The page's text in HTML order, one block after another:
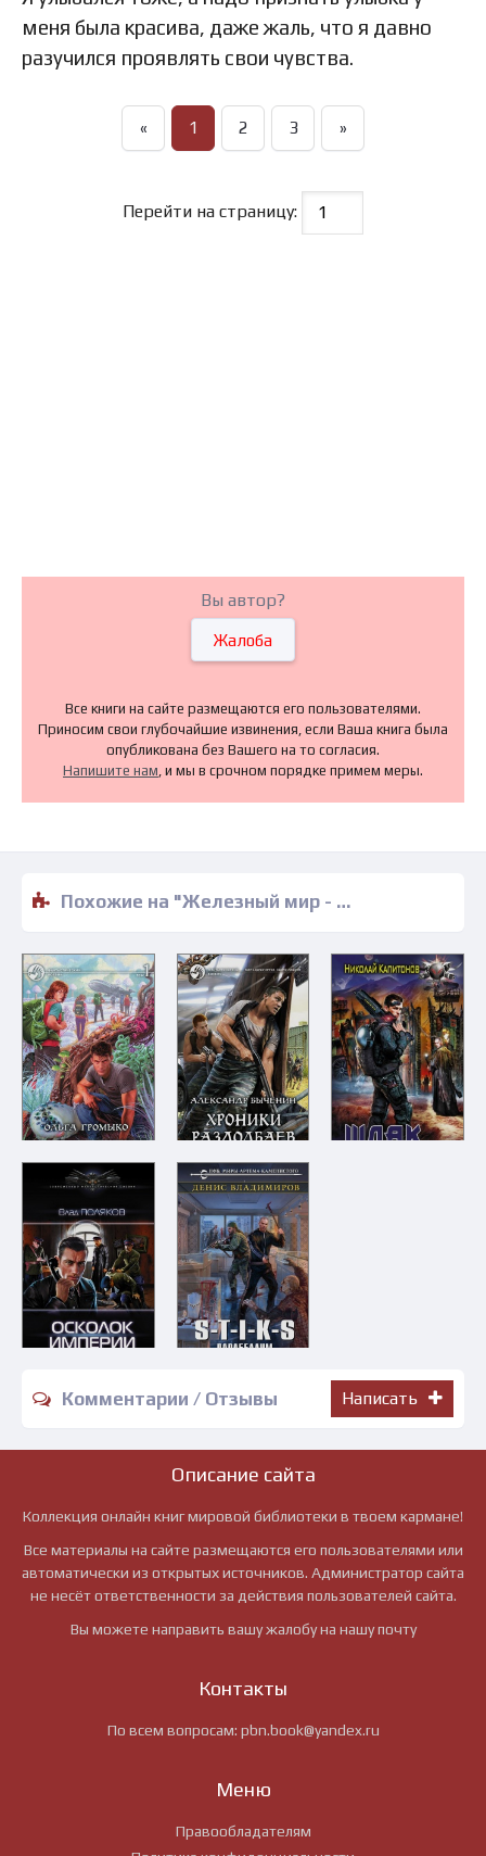
меня была красива, даже жаль, что я давно
разучился проявлять свои чувства.
« 1 2 3 »
Перейти на страницу:
Вы автор?
Жалоба
Все книги на сайте размещаются его пользователями.
Приносим свои глубочайшие извинения, если Ваша книга была
опубликована без Вашего на то согласия.
Напишите нам , и мы в срочном порядке примем меры.
Похожие на "Железный мир - Олег Лукьянов" книги читать бесплатно полные версии
Комментарии / Отзывы Написать
Описание сайта
Коллекция онлайн книг мировой библиотеки в твоем кармане!
Все материалы на сайте размещаются его пользователями или
автоматически из открытых источников. Администратор сайта
не несёт ответственности за действия пользователей сайта.
Вы можете направить вашу жалобу на нашу почту
Контакты
По всем вопросам: pbn.book@yandex.ru
Меню
Правообладателям